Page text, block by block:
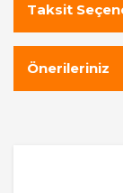
Taksit
Önerileriniz